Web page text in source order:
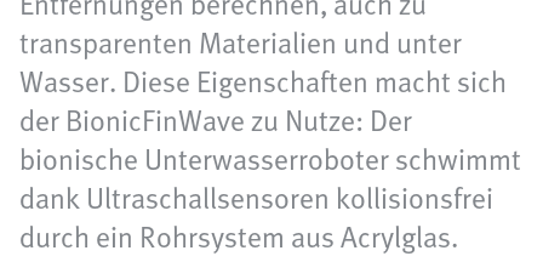
transparenten Materialien und unter
Wasser. Diese Eigenschaften macht sich
der BionicFinWave zu Nutze: Der
bionische Unterwasserroboter schwimmt
dank Ultraschallsensoren kollisionsfrei
durch ein Rohrsystem aus Acrylglas.